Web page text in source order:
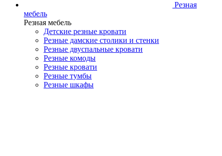
Резная
мебель
Резная мебель
Детские резные кровати
Резные дамские столики и стенки
Резные двуспальные кровати
Резные комоды
Резные кровати
Резные тумбы
Резные шкафы